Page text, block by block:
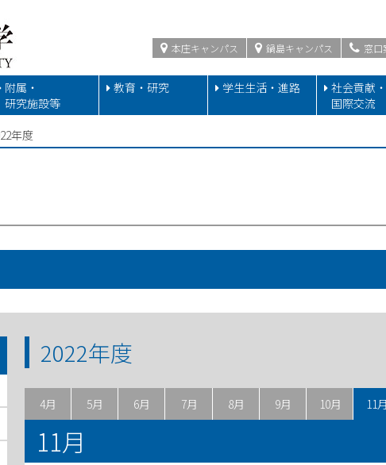
本庄キャンパス 鍋島キャンパス 窓口
附属・
研究施設等
教育・研究 学生生活・進路
社会貢献・
国際交流
年度
2022年度
4月 5月 6月 7月 8月 9月 10月 11月
11月